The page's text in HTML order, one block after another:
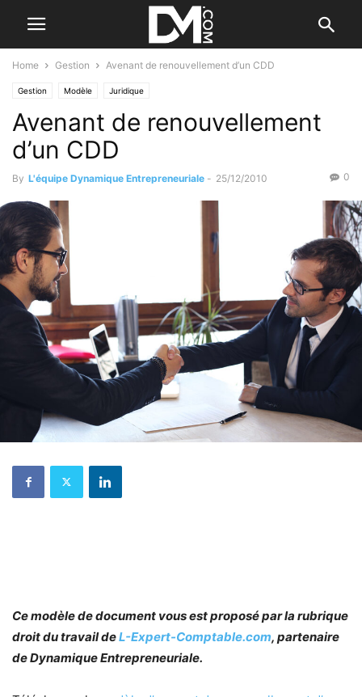
Home Gestion Avenant de renouvellement d’un CDD
Gestion Modèle Juridique
Avenant de renouvellement
d’un CDD
By L'équipe Dynamique Entrepreneuriale - 25/12/2010 0
Ce modèle de document vous est proposé par la rubrique
droit du travail deL-Expert-Comptable.com, partenaire
de Dynamique Entrepreneuriale.